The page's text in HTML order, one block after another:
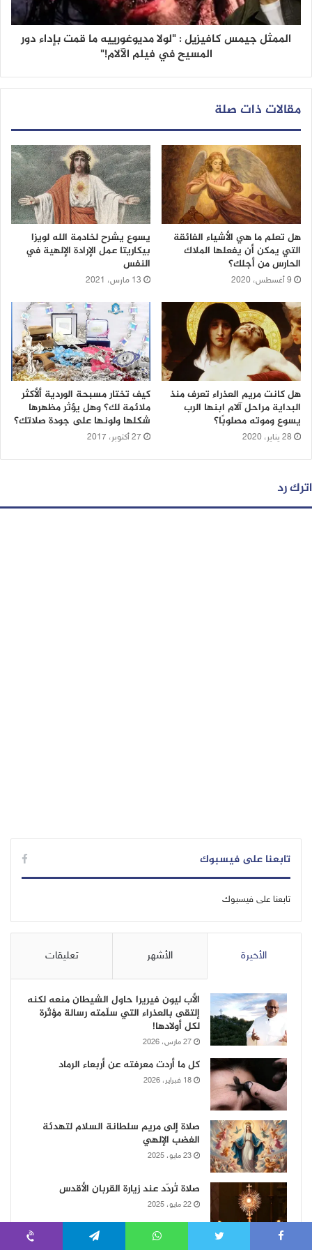
الممثل جيمس كافيزيل : "لولا مديوغورييه ما قمت بإداء دور
المسيح في فيلم الآلام!"
مقالات ذات صلة
هل تعلم ما هي الأشياء الفائقة
التي يمكن أن يفعلها الملاك
الحارس من أجلك؟
9 أغسطس، 2020
يسوع يشرح لخادمة الله لويزا
بيكاريتا عمل الإرادة الإلهية في
النفس
13 مارس، 2021
هل كانت مريم العذراء تعرف منذ
البداية مراحل آلام ابنها الرب
يسوع وموته مصلوبًا؟
28 يناير، 2020
كيف تختار مسبحة الوردية ألأكثر
ملائمة لك؟ وهل يؤثر مظهرها
شكلها ولونها على جودة صلاتك؟
27 أكتوبر، 2017
اترك رد
تابعنا على فيسبوك
تابعنا على فيسبوك
الأخيرة الأشهر تعليقات
الأب ليون فيريرا حاول الشيطان منعه لكنه
إلتقى بالعذراء التي سلّمته رسالة مؤثّرة
لكل أولادها!
27 مارس، 2026
كل ما أردت معرفته عن أربعاء الرماد
18 فبراير، 2026
صلاة إلى مريم سلطانة السلام لتهدئة
الغضب الإلهي
23 مايو، 2025
صلاة تُردّد عند زيارة القربان الأقدس
22 مايو، 2025